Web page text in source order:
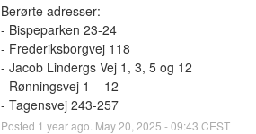
Berørte adresser:
- Bispeparken 23-24
- Frederiksborgvej 118
- Jacob Lindergs Vej 1, 3, 5 og 12
- Rønningsvej 1 – 12
- Tagensvej 243-257
Posted 1 year ago. May20 2025 -09:43 CEST